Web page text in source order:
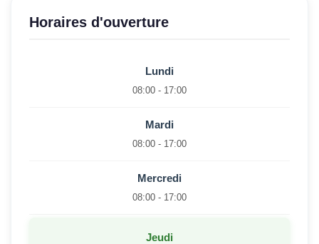
Horaires d'ouverture
Lundi
08:00 - 17:00
Mardi
08:00 - 17:00
Mercredi
08:00 - 17:00
Jeudi